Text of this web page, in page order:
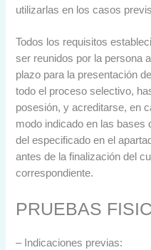
utilizarlas en los casos
Todos los requisitos
ser reunidos por la persona
plazo para la presentación
todo el proceso selectivo,
posesión, y acreditarse, en
modo indicado en las bases
del especificado en el
antes de la finalización del
correspondiente.
PRUEBAS
– Indicaciones previas: